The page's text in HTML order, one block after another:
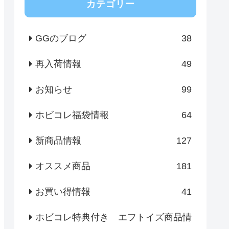
カテゴリー
GGのブログ 38
再入荷情報 49
お知らせ 99
ホビコレ福袋情報 64
新商品情報 127
オススメ商品 181
お買い得情報 41
ホビコレ特典付き エフトイズ商品情